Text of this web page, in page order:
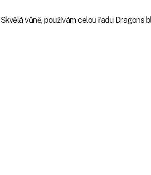
Skvělá vůně, používám celou řadu Dragons